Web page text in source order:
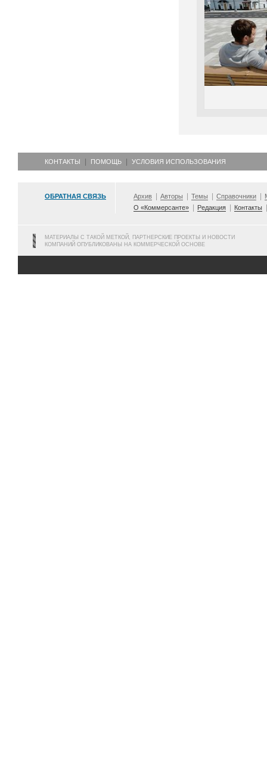
КОНТАКТЫ ПОМОЩЬ УСЛОВИЯ ИСПОЛЬЗОВАНИЯ
ОБРАТНАЯ СВЯЗЬ Архив Авторы Темы Справочники
О «Коммерсанте»
Редакция Контакты
МАТЕРИАЛЫ С ТАКОЙ МЕТКОЙ, ПАРТНЕРСКИЕ ПРОЕКТЫ И НОВОСТИ
КОМПАНИЙ ОПУБЛИКОВАНЫ НА КОММЕРЧЕСКОЙ ОСНОВЕ